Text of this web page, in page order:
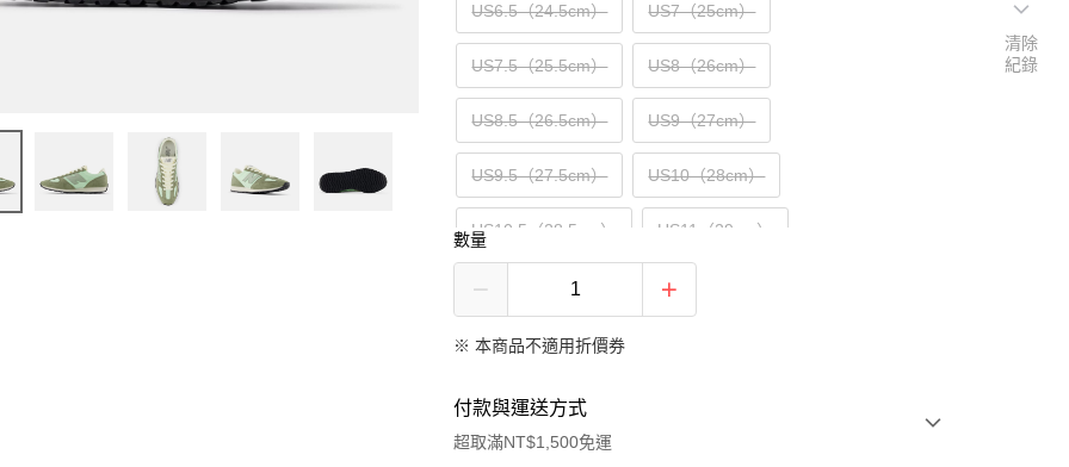
US6.5（24.5cm） US7（25cm）
US7.5（25.5cm） US8（26cm）
US8.5（26.5cm） US9（27cm）
US9.5（27.5cm） US10（28cm）
US10.5（28.5cm） US11（29cm）
US12（30cm）
數量
※ 本商品不適用折價券
付款與運送方式
超取滿NT$1,500免運
清除
紀錄